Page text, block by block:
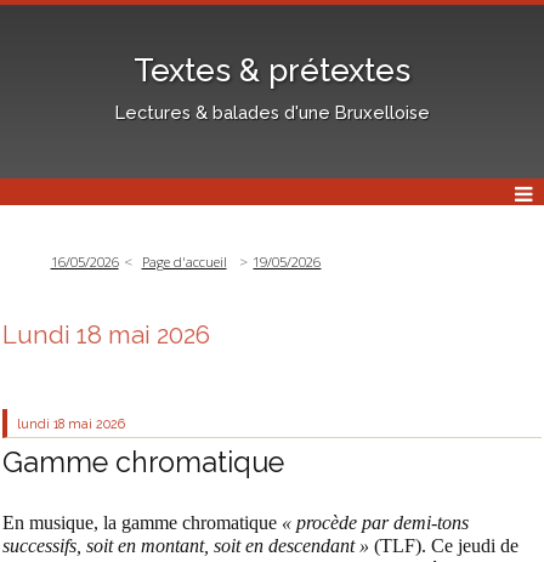
Textes & prétextes
Lectures & balades d'une Bruxelloise
16/05/2026 Page d'accueil 19/05/2026
Lundi 18 mai 2026
lundi 18 mai 2026
Gamme chromatique
En musique, la gamme chromatique « procède par demi-tons
successifs, soit en montant, soit en descendant » (TLF). Ce jeudi de